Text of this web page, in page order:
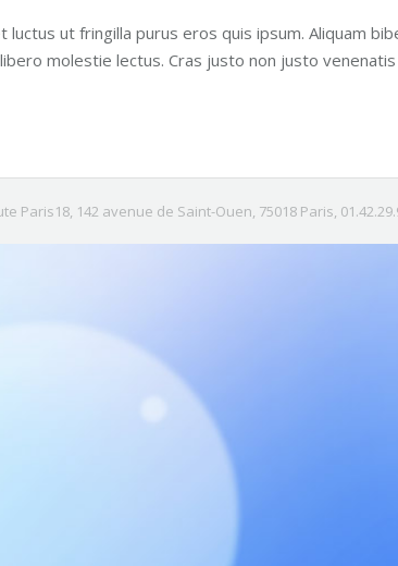
luctus ut fringilla purus eros quis ipsum. Aliquam
molestie lectus. Cras justo non justo
Paris18, 142 avenue de Saint-Ouen, 75018 Paris,